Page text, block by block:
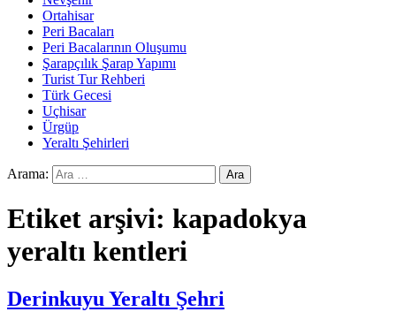
Ortahisar
Peri Bacaları
Peri Bacalarının Oluşumu
Şarapçılık Şarap Yapımı
Turist Tur Rehberi
Türk Gecesi
Uçhisar
Ürgüp
Yeraltı Şehirleri
Arama:
Etiket arşivi: kapadokya
yeraltı kentleri
Derinkuyu Yeraltı Şehri